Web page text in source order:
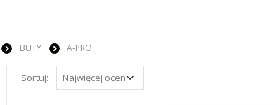
BUTY A-PRO
Sortuj: